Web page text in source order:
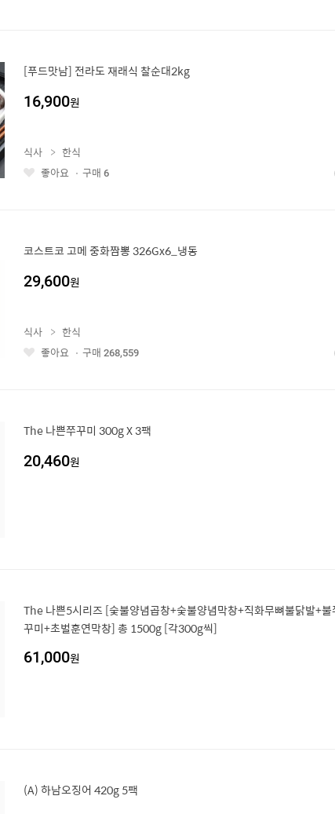
[푸드맛남] 전라도 재래식 찰순대2kg
16,900원
좋
식사
한식
좋아요
구매 6
코스트코 고메 중화짬뽕 326Gx6_냉동
29,600원
좋
식사
한식
좋아요
구매 268,559
The 나쁜쭈꾸미 300g X 3팩
20,460원
The 나쁜5시리즈 [숯불양념곱창+숯불양념막창+직화무뼈불닭발+불
꾸미+초벌훈연막창] 총 1500g [각300g씩]
61,000원
(A) 하남오징어 420g 5팩